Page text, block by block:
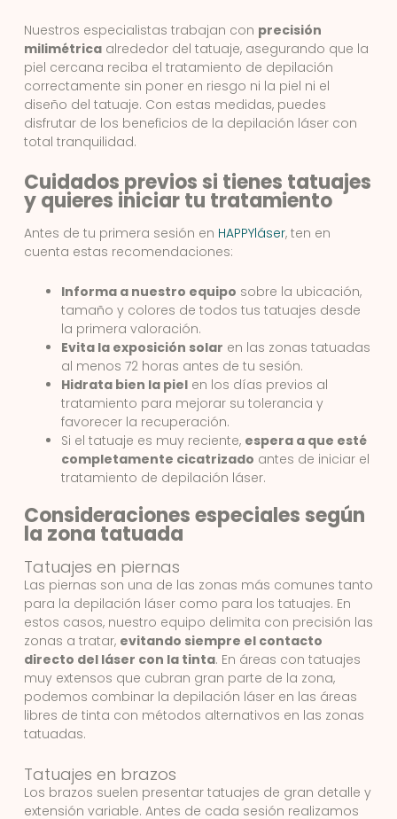
Nuestros especialistas trabajan con precisión
milimétricaalrededor del tatuaje, asegurando que la
piel cercana reciba el tratamiento de depilación
correctamente sin poner en riesgo ni la piel ni el
diseño del tatuaje. Con estas medidas, puedes
disfrutar de los beneficios de la depilación láser con
total tranquilidad.
Cuidados previos si tienes tatuajes
y quieres iniciar tu tratamiento
Antes de tu primera sesión en HAPPYláser, ten en
cuenta estas recomendaciones:
Informa a nuestro equipo sobre la ubicación,
tamaño y colores de todos tus tatuajes desde
la primera valoración.
Evita la exposición solar en las zonas tatuadas
al menos 72 horas antes de tu sesión.
Hidrata bien la pielen los días previos al
tratamiento para mejorar su tolerancia y
favorecer la recuperación.
Si el tatuaje es muy reciente, espera a que esté
completamente cicatrizado antes de iniciar el
tratamiento de depilación láser.
Consideraciones especiales según
la zona tatuada
Tatuajes en piernas
Las piernas son una de las zonas más comunes tanto
para la depilación láser como para los tatuajes. En
estos casos, nuestro equipo delimita con precisión las
zonas a tratar, evitando siempre el contacto
directo del láser con la tinta. En áreas con tatuajes
muy extensos que cubran gran parte de la zona,
podemos combinar la depilación láser en las áreas
libres de tinta con métodos alternativos en las zonas
tatuadas.
Tatuajes en brazos
Los brazos suelen presentar tatuajes de gran detalle y
extensión variable. Antes de cada sesión realizamos